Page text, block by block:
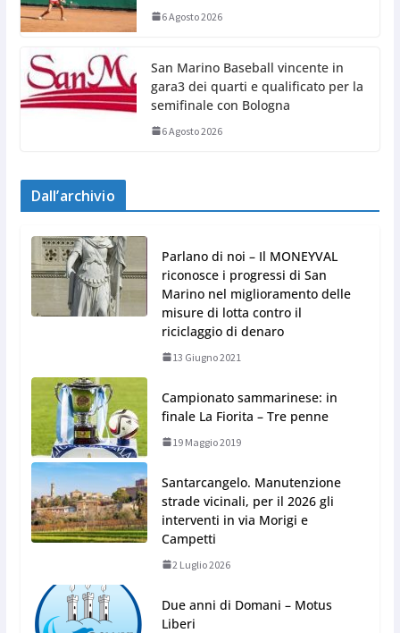
6 Agosto 2026
San Marino Baseball vincente in
gara3 dei quarti e qualificato per la
semifinale con Bologna
6 Agosto 2026
Dall’archivio
Parlano di noi – Il MONEYVAL
riconosce i progressi di San
Marino nel miglioramento delle
misure di lotta contro il
riciclaggio di denaro
13 Giugno 2021
Campionato sammarinese: in
finale La Fiorita – Tre penne
19 Maggio 2019
Santarcangelo. Manutenzione
strade vicinali, per il 2026 gli
interventi in via Morigi e
Campetti
2 Luglio 2026
Due anni di Domani – Motus
Liberi